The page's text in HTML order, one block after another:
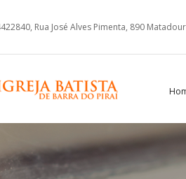
Rua José Alves Pimenta, 890